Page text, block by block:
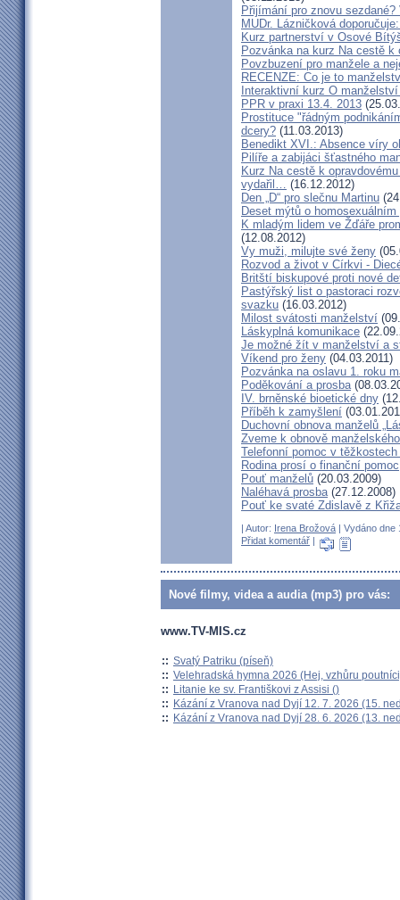
Přijímání pro znovu
MUDr. Lázničková
Kurz partnerství v Osové
Pozvánka na kurz Na cestě k
Povzbuzení pro manžele a
RECENZE: Co je to
Interaktivní kurz O
PPR v praxi 13.4. 2013
Prostituce "řádným
dcery? (11.03.2013)
Benedikt XVI.: Absence víry
Pilíře a zabijáci šťastného
Kurz Na cestě k
vydařil… (16.12.2012)
Den „D“ pro slečnu Martinu
Deset mýtů o homosexuálním
K mladým lidem ve Žďáře
(12.08.2012)
Vy muži, milujte své ženy
Rozvod a život v Církvi -
Britští biskupové proti nové
Pastýřský list o pastoraci
svazku (16.03.2012)
Milost svátosti manželství
Láskyplná komunikace
Je možné žít v manželství a
Víkend pro ženy (04.03.2011)
Pozvánka na oslavu 1. roku
Poděkování a prosba
IV. brněnské bioetické dny
Příběh k zamyšlení
Duchovní obnova manželů
Zveme k obnově
Telefonní pomoc v
Rodina prosí o finanční pomoc
Pouť manželů (20.03.2009)
Naléhavá prosba(27.12.2008)
Pouť ke svaté Zdislavě z
| Autor: Irena Brožová | Vydáno dne
Přidat komentář |
Nové filmy, videa a audia (mp3) pro vás:
www.TV-MIS.cz
:: Svatý Patriku (píseň)
:: Velehradská hymna 2026 (Hej, vzhůru
:: Litanie ke sv. Františkovi z Assisi ()
:: Kázání z Vranova nad Dyjí 12. 7. 2026 (15.
:: Kázání z Vranova nad Dyjí 28. 6. 2026 (13.